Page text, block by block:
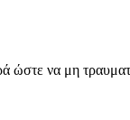
ώστε να μη